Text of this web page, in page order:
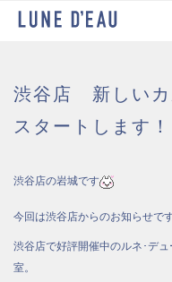
渋谷店 新しいカ
スタートします！
渋谷店の岩城です
今回は渋谷店からのお知らせで
渋谷店で好評開催中のルネ･デ
室。